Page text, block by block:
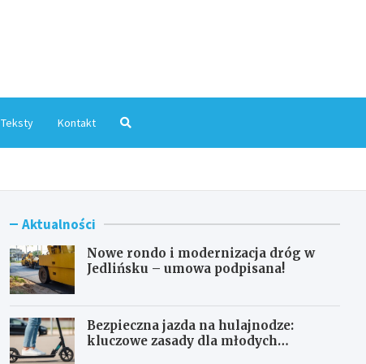
Teksty Kontakt
Aktualności
Nowe rondo i modernizacja dróg w
Jedlińsku – umowa podpisana!
Bezpieczna jazda na hulajnodze:
kluczowe zasady dla młodych